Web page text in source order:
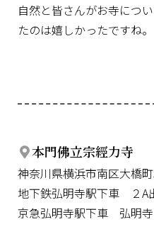
自然と皆さんがお寺につ
たのは嬉しかったですね。
本門佛立宗經力寺
神奈川県横浜市南区大橋
地下鉄弘明寺駅下車 ２A
京急弘明寺駅下車 弘明